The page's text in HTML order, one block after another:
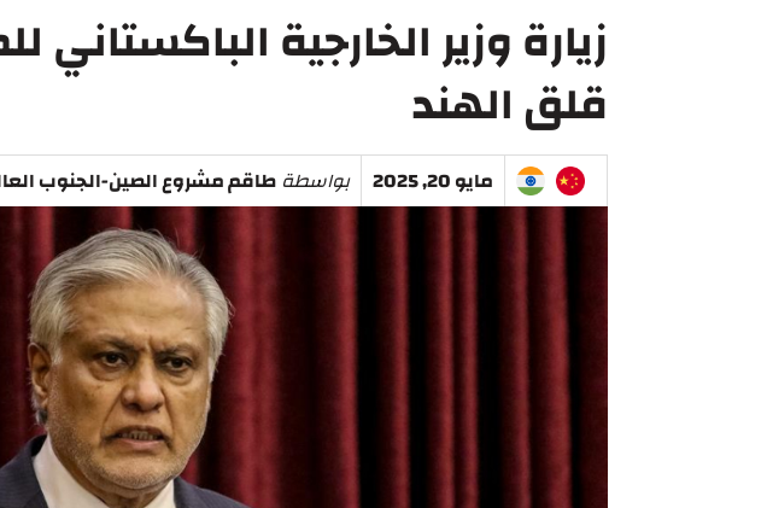
زيارة وزير الخارجية الباكستاني
قلق الهند
مايو 20, 2025 بواسطةطاقم مشروع الصين-الجنوب